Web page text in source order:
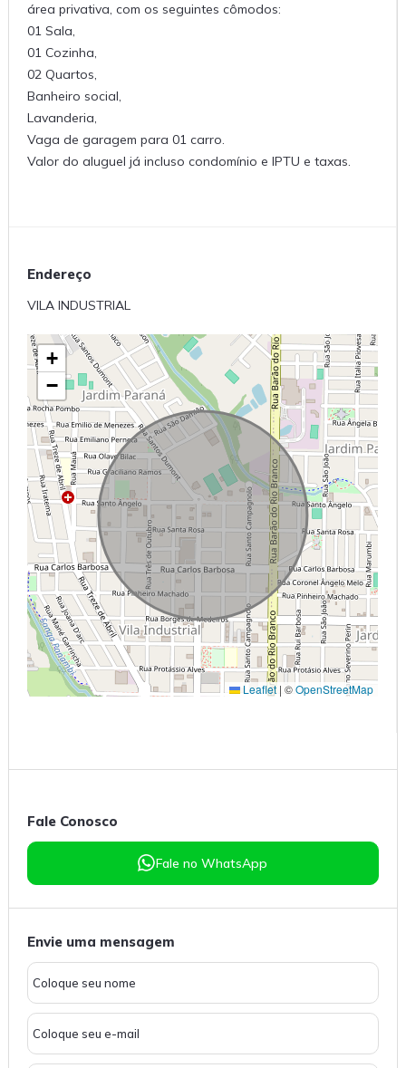
área privativa, com os seguintes cômodos:
01 Sala,
01 Cozinha,
02 Quartos,
Banheiro social,
Lavanderia,
Vaga de garagem para 01 carro.
Valor do aluguel já incluso condomínio e IPTU e taxas.
Endereço
VILA INDUSTRIAL
+
−
Leaflet | ©OpenStreetMap
Fale Conosco
Fale no WhatsApp
Envie uma mensagem